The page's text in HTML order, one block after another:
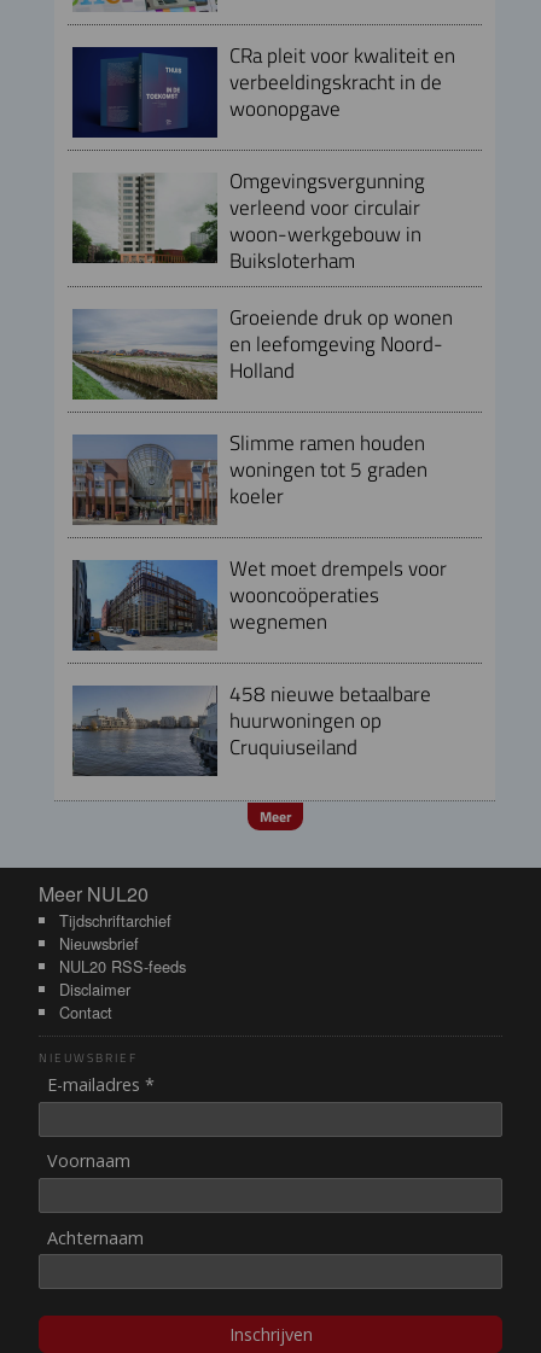
CRa pleit voor kwaliteit en
verbeeldingskracht in de
woonopgave
Omgevingsvergunning
verleend voor circulair
woon-werkgebouw in
Buiksloterham
Groeiende druk op wonen
en leefomgeving Noord-
Holland
Slimme ramen houden
woningen tot 5 graden
koeler
Wet moet drempels voor
wooncoöperaties
wegnemen
458 nieuwe betaalbare
huurwoningen op
Cruquiuseiland
Meer
Meer NUL20
Meer NUL20
Tijdschriftarchief
Nieuwsbrief
NUL20 RSS-feeds
Disclaimer
Contact
NIEUWSBRIEF
E-mailadres *
Voornaam
Achternaam
Inschrijven